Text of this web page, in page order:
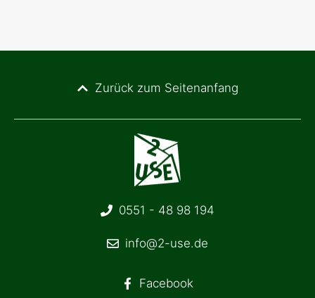
Zurück zum Seitenanfang
0551 - 48 98 194
info@2-use.de
Facebook